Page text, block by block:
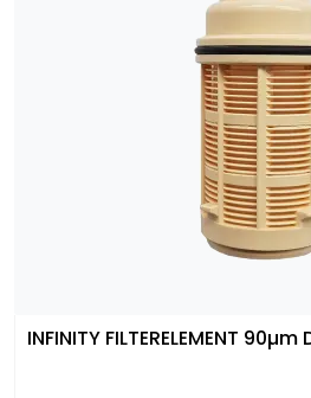
INFINITY FILTERELEMENT